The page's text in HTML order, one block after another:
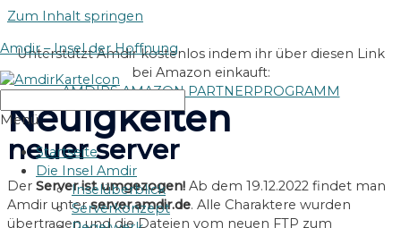
Zum Inhalt springen
Amdir – Insel der Hoffnung
Menü
Startseite
Die Insel Amdir
Inselüberblick
Serverkonzept
Unterstützt Amdir kostenlos indem ihr über diesen Link
bei Amazon einkauft:
AMDIRS AMAZON PARTNERPROGRAMM
Neuigkeiten
neuer server
Der Server ist umgezogen! Ab dem 19.12.2022 findet man
Amdir unterserver.amdir.de. Alle Charaktere wurden
übertragen und die Dateien vom neuen FTP zum